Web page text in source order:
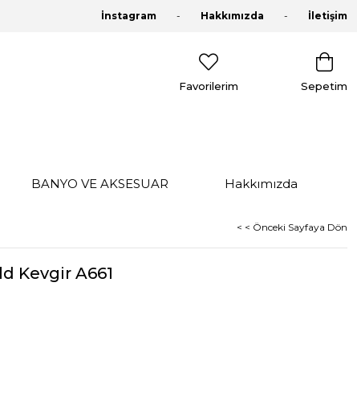
İnstagram Hakkımızda İletişim
Sepetim
Favorilerim
BANYO VE AKSESUAR Hakkımızda
< < Önceki Sayfaya Dön
Kevgir A661